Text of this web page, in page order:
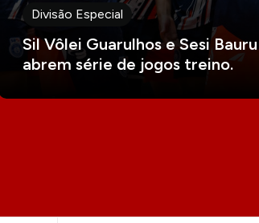
Divisão Especial
Sil Vôlei Guarulhos e Sesi Bauru
abrem série de jogos treino.